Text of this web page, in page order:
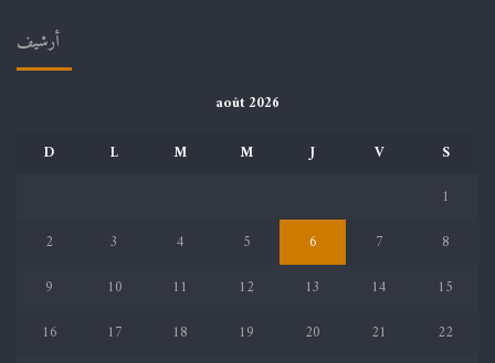
أرشيف
août 2026
D
L M M J V
S
1
2
3 4 5 6 7
8
9
10 11 12 13 14
15
16
17 18 19 20 21
22